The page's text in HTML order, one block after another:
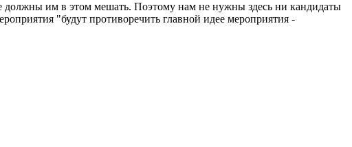
должны им в этом мешать. Поэтому нам не нужны здесь ни кандидаты
"будут противоречить главной идее мероприятия -